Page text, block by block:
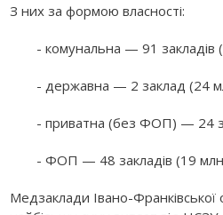
З них за формою власності:
- комунальна — 91 закладів
- державна — 2 заклад (24
- приватна (без ФОП) — 24
- ФОП — 48 закладів (19 млн
Медзаклади Івано-Франківської